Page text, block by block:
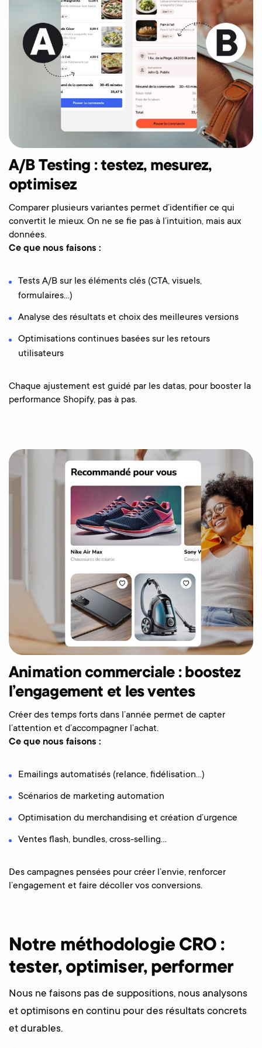
A/B Testing : testez, mesurez,
optimisez
Comparer plusieurs variantes permet d’identifier ce qui
convertit le mieux. On ne se fie pas à l’intuition, mais aux
données.
Ce que nous faisons :
Tests A/B sur les éléments clés (CTA, visuels,
formulaires…)
Analyse des résultats et choix des meilleures versions
Optimisations continues basées sur les retours
utilisateurs
Chaque ajustement est guidé par les datas, pour booster la
performance Shopify, pas à pas.
Animation commerciale : boostez
l’engagement et les ventes
Créer des temps forts dans l’année permet de capter
l’attention et d’accompagner l’achat.
Ce que nous faisons :
Emailings automatisés (relance, fidélisation…)
Scénarios de marketing automation
Optimisation du merchandising et création d’urgence
Ventes flash, bundles, cross-selling…
Des campagnes pensées pour créer l’envie, renforcer
l’engagement et faire décoller vos conversions.
Notre méthodologie CRO :
tester, optimiser, performer
Nous ne faisons pas de suppositions, nous analysons
et optimisons en continu pour des résultats concrets
et durables.